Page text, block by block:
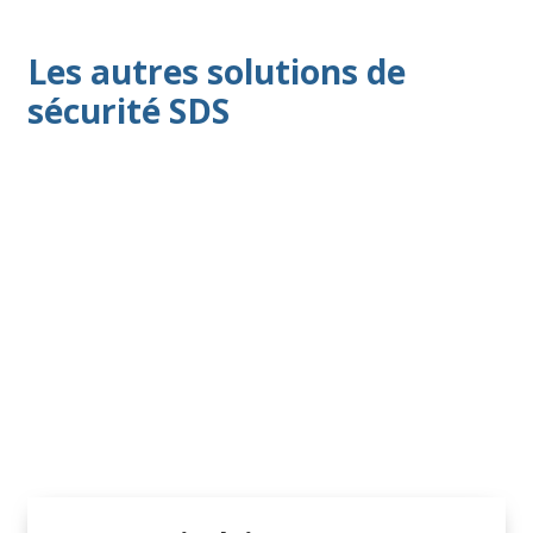
Les autres solutions de
sécurité SDS